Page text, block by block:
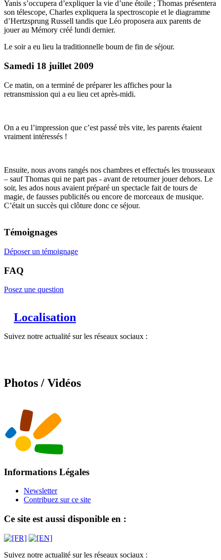
Yanis s’occupera d’expliquer la vie d’une étoile ; Thomas présentera
son télescope, Charles expliquera la spectroscopie et le diagramme
d’Hertzsprung Russell tandis que Léo proposera aux parents de
jouer au Mémory créé lundi dernier.
Le soir a eu lieu la traditionnelle boum de fin de séjour.
Samedi 18 juillet 2009
Ce matin, on a terminé de préparer les affiches pour la
retransmission qui a eu lieu cet après-midi.
On a eu l’impression que c’est passé très vite, les parents étaient
vraiment intéressés !
Ensuite, nous avons rangés nos chambres et effectués les trousseaux
– sauf Thomas qui ne part pas - avant de retourner jouer dehors. Le
soir, les ados nous avaient préparé un spectacle fait de tours de
magie, de fausses publicités ou encore de morceaux de musique.
C’était un succès qui clôture donc ce séjour.
Témoignages
Déposer un témoignage
FAQ
Posez une question
Localisation
Suivez notre actualité sur les réseaux sociaux :
Photos / Vidéos
Informations Légales
Newsletter
Contribuez sur ce site
Ce site est aussi disponible en :
Suivez notre actualité sur les réseaux sociaux :